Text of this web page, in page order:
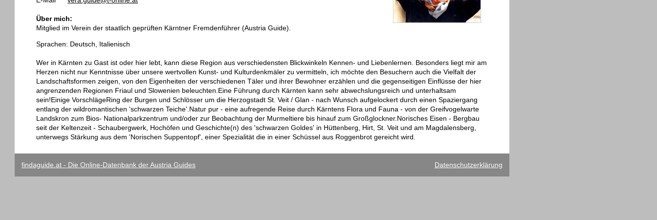
Über mich:
Mitglied im Verein der staatlich geprüften Kärntner Fremdenführer (Austria Guide).
Sprachen: Deutsch, Italienisch
Wer in Kärnten zu Gast ist oder hier lebt, kann diese Region aus verschiedensten Blickwinkeln Kennen- und Liebenlernen. Besonders liegt mir am
Herzen nicht nur Kenntnisse über unsere wertvollen Kunst- und Kulturdenkmäler zu vermitteln, ich möchte den Besuchern auch die Vielfalt der
Landschaftsformen zeigen, von den Eigenheiten der verschiedenen Täler und ihrer Bewohner erzählen und die gegenseitigen Einflüsse der hier
angrenzenden Regionen Friaul und Slowenien beleuchten.Eine Führung durch Kärnten kann sehr abwechslungsreich und unterhaltsam
sein!Einige VorschlägeRing der Burgen und Schlösser um die Herzogstadt St. Veit / Glan - nach Wunsch aufgelockert durch einen Spaziergang
entlang der wildromantischen 'schwarzen Teiche'.Natur pur - eine aufregende Reise durch Kärntens Flora und Fauna - von der Greifvogelwarte
Landskron zum Bios- Nationalparkzentrum und/oder zur Beobachtung der Murmeltiere bis hinauf zum Großglockner.Norisches Eisen - Bergbau
seit der Keltenzeit - Schaubergwerk, Hochöfen und Geschichte(n) des 'schwarzen Goldes' in Hüttenberg, Hirt, St. Veit und am Magdalensberg,
unterwegs Stärkung aus dem 'Norischen Suppentopf', einer Spezialität die in einer Schüssel aus Roggenbrot gereicht wird.
findaguide.at - Die Online-Datenbank der Austria Guides Datenschutzerklärung